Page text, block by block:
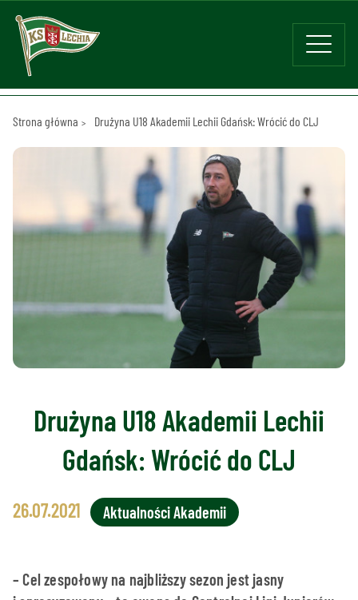
Strona główna Drużyna U18 Akademii Lechii Gdańsk: Wrócić do CLJ
Drużyna U18 Akademii Lechii
Gdańsk: Wrócić do CLJ
26.07.2021 Aktualności Akademii
– Cel zespołowy na najbliższy sezon jest jasny